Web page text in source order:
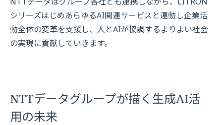
シリーズはじめあらゆるAI関連サービスと連動し企業活
動全体の変革を支援し、人とAIが協調するよりよい社会
の実現に貢献していきます。
NTTデータグループが描く生成AI活
用の未来